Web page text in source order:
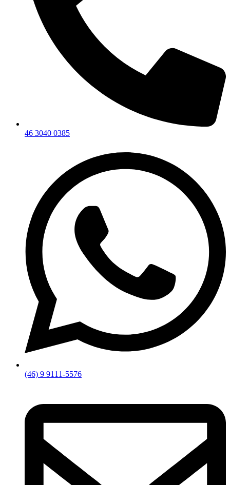
46 3040 0385
(46) 9 9111-5576